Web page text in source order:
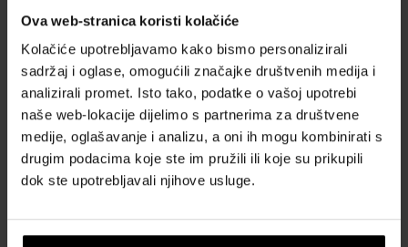
Ova web-stranica koristi kolačiće
Kolačiće upotrebljavamo kako bismo personalizirali
sadržaj i oglase, omogućili značajke društvenih medija i
analizirali promet. Isto tako, podatke o vašoj upotrebi
naše web-lokacije dijelimo s partnerima za društvene
medije, oglašavanje i analizu, a oni ih mogu kombinirati s
drugim podacima koje ste im pružili ili koje su prikupili
dok ste upotrebljavali njihove usluge.
Sustav vjernosti
Opći uvjeti poslovanja
Zaštita privatnosti
OBRAZAC ZA REKLAMACIJU
Način dostave
Zašto parfemi i satovi od nas?